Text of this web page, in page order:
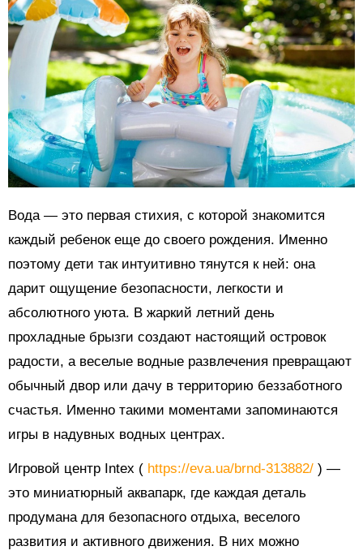
Вода — это первая стихия, с которой знакомится
каждый ребенок еще до своего рождения. Именно
поэтому дети так интуитивно тянутся к ней: она
дарит ощущение безопасности, легкости и
абсолютного уюта. В жаркий летний день
прохладные брызги создают настоящий островок
радости, а веселые водные развлечения превращают
обычный двор или дачу в территорию беззаботного
счастья. Именно такими моментами запоминаются
игры в надувных водных центрах.
Игровой центр Intex ( https://eva.ua/brnd-313882/ ) —
это миниатюрный аквапарк, где каждая деталь
продумана для безопасного отдыха, веселого
развития и активного движения. В них можно